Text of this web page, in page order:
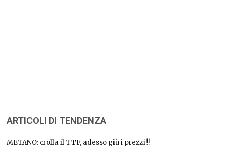
ARTICOLI DI TENDENZA
METANO: crolla il TTF, adesso giù i prezzi!!!